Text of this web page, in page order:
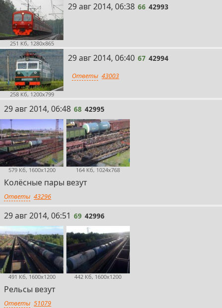
251 Кб, 1280x865
66
29 авг 2014, 06:38 66 42993
258 Кб, 1200x799
67
29 авг 2014, 06:40 67 42994
Ответы 43003
68
29 авг 2014, 06:48 68 42995
579 Кб, 1600x1200 164 Кб, 1024x768
Колёсные пары везут
Ответы 43296
69
29 авг 2014, 06:51 69 42996
491 Кб, 1600x1200 442 Кб, 1600x1200
Рельсы везут
Ответы 51079